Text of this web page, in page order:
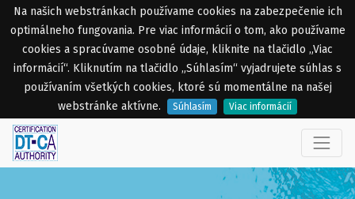
Na našich webstránkach používame cookies na zabezpečenie ich
optimálneho fungovania. Pre viac informácií o tom, ako používame
cookies a spracúvame osobné údaje, kliknite na tlačidlo „Viac
informácií“. Kliknutím na tlačidlo „Súhlasím“ vyjadrujete súhlas s
používaním všetkých cookies, ktoré sú momentálne na našej
webstránke aktívne.
Súhlasím Viac informácií